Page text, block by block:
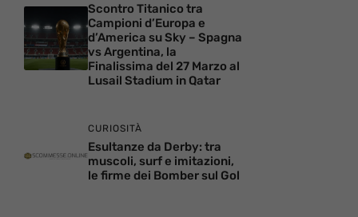
Scontro Titanico tra
Campioni d’Europa e
d’America su Sky – Spagna
vs Argentina, la
Finalissima del 27 Marzo al
Lusail Stadium in Qatar
CURIOSITÀ
Esultanze da Derby: tra
muscoli, surf e imitazioni,
le firme dei Bomber sul Gol